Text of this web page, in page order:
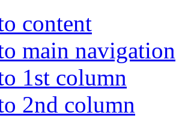
content
main navigation
1st column
2nd column